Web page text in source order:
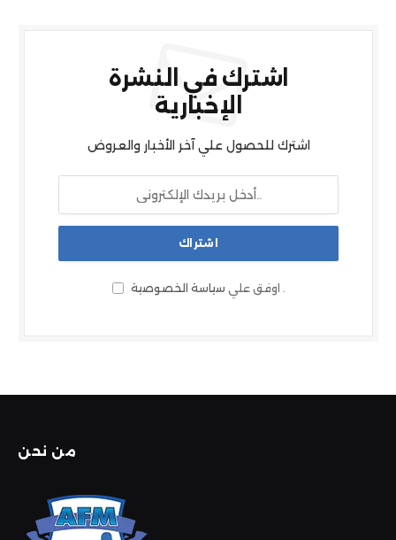
اشترك في النشرة
الإخبارية
اشترك للحصول علي آخر الأخبار والعروض
اوفق علي سياسة الخصوصية .
من نحن